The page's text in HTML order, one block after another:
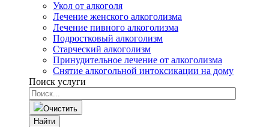
Укол от алкоголя
Лечение женского алкоголизма
Лечение пивного алкоголизма
Подростковый алкоголизм
Старческий алкоголизм
Принудительное лечение от алкоголизма
Снятие алкогольной интоксикации на дому
Поиск услуги
Очистить
Найти